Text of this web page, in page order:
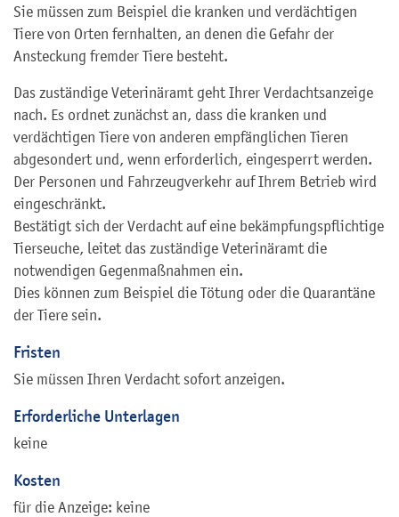
Sie müssen zum Beispiel die kranken und verdächtigen
Tiere von Orten fernhalten, an denen die Gefahr der
Ansteckung fremder Tiere besteht.
Das zuständige Veterinäramt geht Ihrer Verdachtsanzeige
nach. Es ordnet zunächst an, dass die kranken und
verdächtigen Tiere von anderen empfänglichen Tieren
abgesondert und, wenn erforderlich, eingesperrt werden.
Der Personen und Fahrzeugverkehr auf Ihrem Betrieb wird
eingeschränkt.
Bestätigt sich der Verdacht auf eine bekämpfungspflichtige
Tierseuche, leitet das zuständige Veterinäramt die
notwendigen Gegenmaßnahmen ein.
Dies können zum Beispiel die Tötung oder die Quarantäne
der Tiere sein.
Fristen
Sie müssen Ihren Verdacht sofort anzeigen.
Erforderliche Unterlagen
keine
Kosten
für die Anzeige: keine